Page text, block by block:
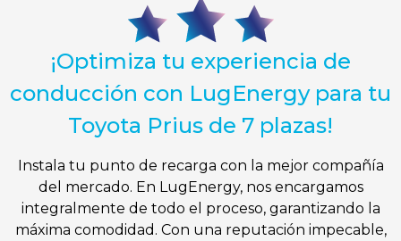
¡Optimiza tu experiencia de
conducción con LugEnergy para tu
Toyota Prius de 7 plazas!
Instala tu punto de recarga con la mejor compañía
del mercado. En LugEnergy, nos encargamos
integralmente de todo el proceso, garantizando la
máxima comodidad. Con una reputación impecable,